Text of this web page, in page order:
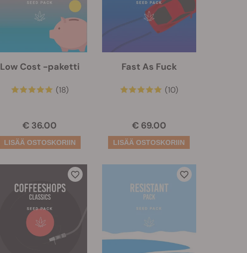
Low Cost -paketti
(18)
€ 36.00
Fast As Fuck
(10)
€ 69.00